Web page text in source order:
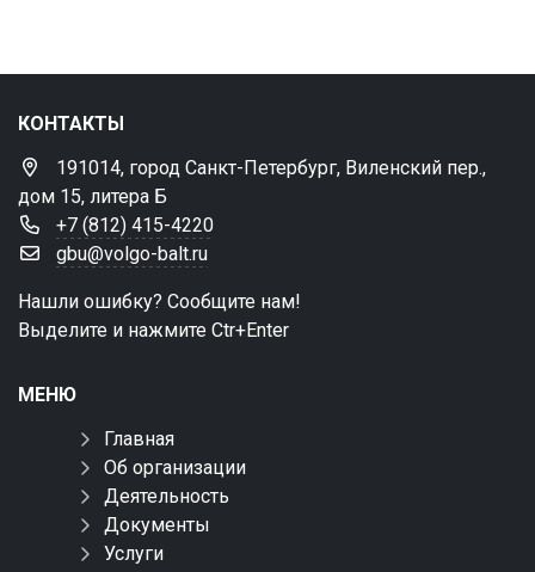
КОНТАКТЫ
191014, город Санкт-Петербург, Виленский пер.,
дом 15, литера Б
+7 (812) 415-4220
gbu@volgo-balt.ru
Нашли ошибку? Сообщите нам!
Выделите и нажмите Ctr+Enter
МЕНЮ
Главная
Об организации
Деятельность
Документы
Услуги